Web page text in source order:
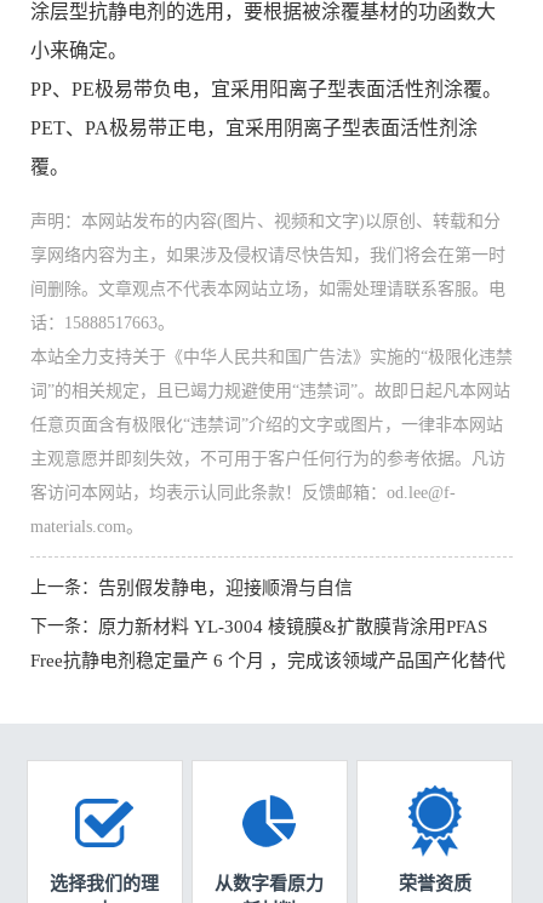
涂层型抗静电剂的选用，要根据被涂覆基材的功函数大
小来确定。
PP、PE极易带负电，宜采用阳离子型表面活性剂涂覆。
PET、PA极易带正电，宜采用阴离子型表面活性剂涂
覆。
声明：本网站发布的内容(图片、视频和文字)以原创、转载和分
享网络内容为主，如果涉及侵权请尽快告知，我们将会在第一时
间删除。文章观点不代表本网站立场，如需处理请联系客服。电
话：15888517663。
本站全力支持关于《中华人民共和国广告法》实施的“极限化违禁
词”的相关规定，且已竭力规避使用“违禁词”。故即日起凡本网站
任意页面含有极限化“违禁词”介绍的文字或图片，一律非本网站
主观意愿并即刻失效，不可用于客户任何行为的参考依据。凡访
客访问本网站，均表示认同此条款！反馈邮箱：od.lee@f-
materials.com。
上一条： 告别假发静电，迎接顺滑与自信
下一条： 原力新材料 YL-3004 棱镜膜&扩散膜背涂用PFAS
Free抗静电剂稳定量产 6 个月 ，完成该领域产品国产化替代
选择我们的理
从数字看原力
荣誉资质